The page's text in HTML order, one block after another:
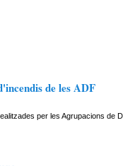
de les ADF
per les Agrupacions de